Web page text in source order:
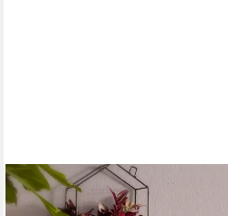
FINEBUY
Wandregal Baumkante Akazie Holz